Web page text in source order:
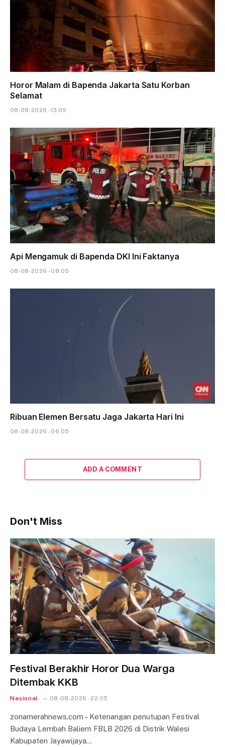
Horor Malam di Bapenda Jakarta Satu Korban
Selamat
08-08-2026 - 13.05
Api Mengamuk di Bapenda DKI Ini Faktanya
08-08-2026 - 08.05
Ribuan Elemen Bersatu Jaga Jakarta Hari Ini
08-08-2026 - 06.05
ADD A COMMENT
Don't Miss
Festival Berakhir Horor Dua Warga
Ditembak KKB
Nasional 08-08-2026 - 22.05
zonamerahnews.com – Ketenangan penutupan Festival
Budaya Lembah Baliem FBLB 2026 di Distrik Walesi
Kabupaten Jayawijaya…